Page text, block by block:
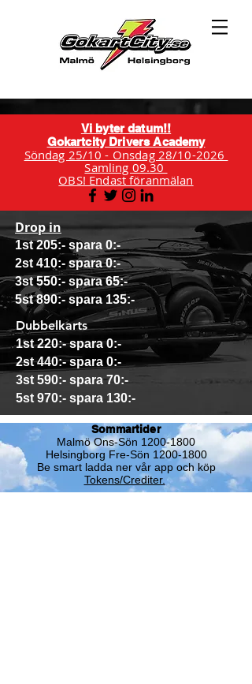
Vi byter datum!!
Gokartcity Drivers Academy
Söndag 25/10 - Onsdag 28/10-2026
Samling 09.30
OBS! Endast föranmälan
Drop in
1st 205:- spara 0:-
2st 410:- spara 0:-
3st 550:- spara 65:-
5st 890:- spara 135:-
Dubbelkarts
1st 220:- spara 0:-
2st 440:- spara 0:-
3st 590:- spara 70:-
5st 970:- spara 130:-
Sommartider
Malmö Ons-Sön 1200-1800
Helsingborg Fre-Sön 1200-1800
Be smart ladda ner vår app och köp
Tokens/Crediter.